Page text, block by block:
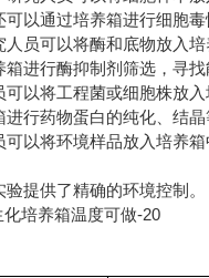
以通过培养箱进行细胞
员可以将酶和底物放入
进行酶抑制剂筛选，寻找
以将工程菌或细胞株放
行药物蛋白的纯化、结晶
以将环境样品放入培养
提供了精确的环境控制。